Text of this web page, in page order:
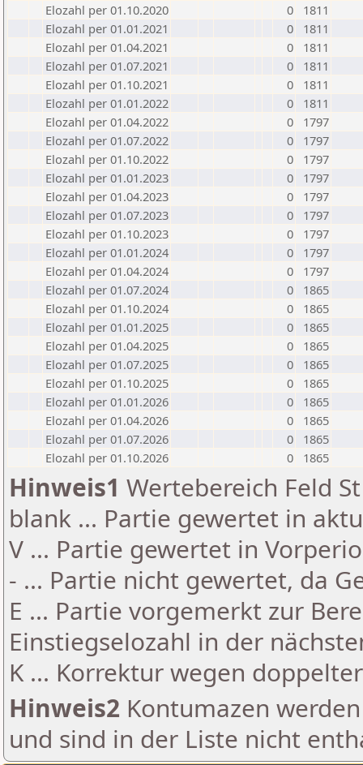
Elozahl per 01.10.2020
0
1811
Elozahl per 01.01.2021
0
1811
Elozahl per 01.04.2021
0
1811
Elozahl per 01.07.2021
0
1811
Elozahl per 01.10.2021
0
1811
Elozahl per 01.01.2022
0
1811
Elozahl per 01.04.2022
0
1797
Elozahl per 01.07.2022
0
1797
Elozahl per 01.10.2022
0
1797
Elozahl per 01.01.2023
0
1797
Elozahl per 01.04.2023
0
1797
Elozahl per 01.07.2023
0
1797
Elozahl per 01.10.2023
0
1797
Elozahl per 01.01.2024
0
1797
Elozahl per 01.04.2024
0
1797
Elozahl per 01.07.2024
0
1865
Elozahl per 01.10.2024
0
1865
Elozahl per 01.01.2025
0
1865
Elozahl per 01.04.2025
0
1865
Elozahl per 01.07.2025
0
1865
Elozahl per 01.10.2025
0
1865
Elozahl per 01.01.2026
0
1865
Elozahl per 01.04.2026
0
1865
Elozahl per 01.07.2026
0
1865
Elozahl per 01.10.2026
0 1865
Hinweis1 Wertebereich Feld
blank ... Partie gewertet in
V ... Partie gewertet in
- ... Partie nicht gewertet, da
E ... Partie vorgemerkt zur
Einstiegselozahl in der
K ... Korrektur wegen
Hinweis2 Kontumazen
und sind in der Liste nicht